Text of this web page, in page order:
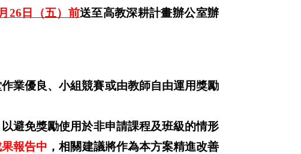
26 日（五）前送至高教深耕計畫辦公室辦
業優良、小組競賽或由教師自由運用獎勵
以避免獎勵使用於非申請課程及班級的情形
報告中 ，相關建議將作為本方案精進改善